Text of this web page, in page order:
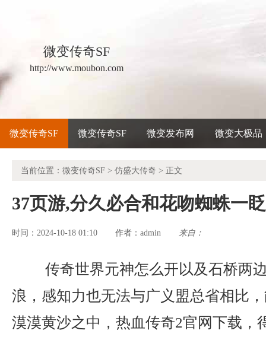
微变传奇SF
http://www.moubon.com
微变传奇SF 微变传奇SF 微变发布网 微变大极品
当前位置： 微变传奇SF > 仿盛大传奇 > 正文
37页游,分久必合和花吻蜘蛛一
时间：2024-10-18 01:10 作者： admin 来自：
传奇世界元神怎么开以及石桥两
浪，感知力也无法与广义盟总省相比
漠漠黄沙之中，热血传奇2官网下载，